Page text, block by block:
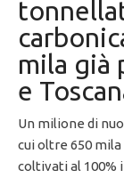
mila già
e
Un milione di
cui oltre 650
coltivati al 100%